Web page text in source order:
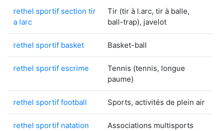
rethel sportif section tir
a larc
Tir (tir à l.arc, tir à balle,
ball-trap), javelot
rethel sportif basket Basket-ball
rethel sportif escrime
Tennis (tennis, longue
paume)
rethel sportif football Sports, activités de plein air
rethel sportif natation
Associations multisports